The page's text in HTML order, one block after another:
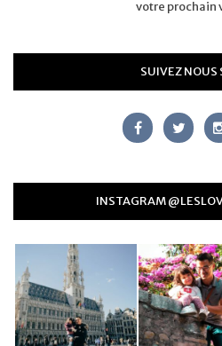
votre prochain
SUIVEZ NOUS
INSTAGRAM